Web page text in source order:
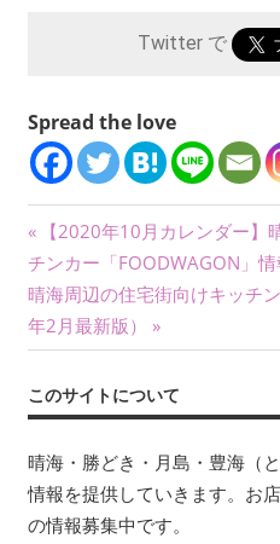
Twitter で
Spread the love
投
稿
ナ
ビ
ゲ
ー
シ
前
の
記
事:
【2020年10月カレンダー】
チンカー「FOODWAGON」情
次
の
記
事:
晴海周辺の住宅街向けキッチ
年2月最新版）
このサイトについて
晴海・勝どき・月島・豊海（
情報を提供していきます。お
の情報募集中です。